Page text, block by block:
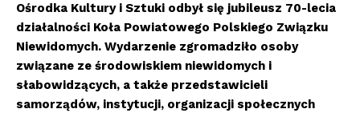
Ośrodka Kultury i Sztuki odbył się jubileusz 70-lecia
działalności Koła Powiatowego Polskiego Związku
Niewidomych. Wydarzenie zgromadziło osoby
związane ze środowiskiem niewidomych i
słabowidzących, a także przedstawicieli
samorząd ów, instytucji, organizacji społecznych